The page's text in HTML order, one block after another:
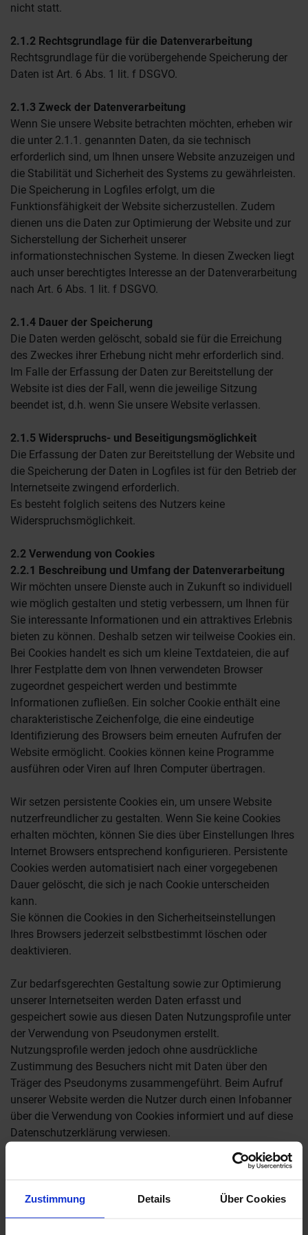
Zustimmung Details Über Cookies
nicht statt.
2.1.2 Rechtsgrundlage für die Datenverarbeitung
Rechtsgrundlage für die vorübergehende Speicherung der
Daten ist Art. 6 Abs. 1 lit. f DSGVO.
2.1.3 Zweck der Datenverarbeitung
Wenn Sie unsere Website betrachten möchten, erheben wir
die unter 2.1.1. genannten Daten, da sie technisch
erforderlich sind, um Ihnen unsere Website anzuzeigen und
die Stabilität und Sicherheit des Systems zu gewährleisten.
Die Speicherung in Logfiles erfolgt, um die
Funktionsfähigkeit der Website sicherzustellen. Zudem
dienen uns die Daten zur Optimierung der Website und zur
Sicherstellung der Sicherheit unserer
informationstechnischen Systeme. In diesen Zwecken liegt
auch unser berechtigtes Interesse an der Datenverarbeitung
nach Art. 6 Abs. 1 lit. f DSGVO.
2.1.4 Dauer der Speicherung
Die Daten werden gelöscht, sobald sie für die Erreichung
des Zweckes ihrer Erhebung nicht mehr erforderlich sind.
Im Falle der Erfassung der Daten zur Bereitstellung der
Website ist dies der Fall, wenn die jeweilige Sitzung
beendet ist, d.h. wenn Sie unsere Website verlassen.
2.1.5 Widerspruchs- und Beseitigungsmöglichkeit
Die Erfassung der Daten zur Bereitstellung der Website und
die Speicherung der Daten in Logfiles ist für den Betrieb der
Internetseite zwingend erforderlich.
Es besteht folglich seitens des Nutzers keine
Widerspruchsmöglichkeit.
2.2 Verwendung von Cookies
2.2.1 Beschreibung und Umfang der Datenverarbeitung
Wir möchten unsere Dienste auch in Zukunft so individuell
wie möglich gestalten und stetig verbessern, um Ihnen für
Sie interessante Informationen und ein attraktives Erlebnis
bieten zu können. Deshalb setzen wir teilweise Cookies ein.
Bei Cookies handelt es sich um kleine Textdateien, die auf
Ihrer Festplatte dem von Ihnen verwendeten Browser
zugeordnet gespeichert werden und bestimmte
Informationen zufließen. Ein solcher Cookie enthält eine
charakteristische Zeichenfolge, die eine eindeutige
Identifizierung des Browsers beim erneuten Aufrufen der
Website ermöglicht. Cookies können keine Programme
ausführen oder Viren auf Ihren Computer übertragen.
Wir setzen persistente Cookies ein, um unsere Website
nutzerfreundlicher zu gestalten. Wenn Sie keine Cookies
erhalten möchten, können Sie dies über Einstellungen Ihres
Internet Browsers entsprechend konfigurieren. Persistente
Cookies werden automatisiert nach einer vorgegebenen
Dauer gelöscht, die sich je nach Cookie unterscheiden
kann.
Sie können die Cookies in den Sicherheitseinstellungen
Ihres Browsers jederzeit selbstbestimmt löschen oder
deaktivieren.
Zur bedarfsgerechten Gestaltung sowie zur Optimierung
unserer Internetseiten werden Daten erfasst und
gespeichert sowie aus diesen Daten Nutzungsprofile unter
der Verwendung von Pseudonymen erstellt.
Nutzungsprofile werden jedoch ohne ausdrückliche
Zustimmung des Besuchers nicht mit Daten über den
Träger des Pseudonyms zusammengeführt. Beim Aufruf
unserer Website werden die Nutzer durch einen Infobanner
über die Verwendung von Cookies informiert und auf diese
Datenschutzerklärung verwiesen.
Google Analytics
Wir setzen auf Grundlage unserer berechtigten Interessen